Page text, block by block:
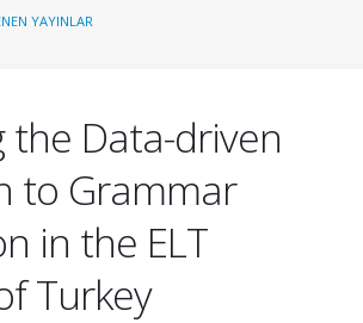
YAYINLAR
the Data-driven
to Grammar
in the ELT
Turkey